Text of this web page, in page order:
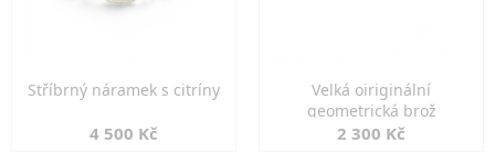
Stříbrný náramek s citríny
4 500 Kč
Velká oiriginální
geometrická brož
2 300 Kč